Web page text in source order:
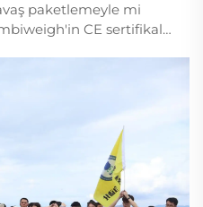
paketlemeyle mi
CE sertifikalı